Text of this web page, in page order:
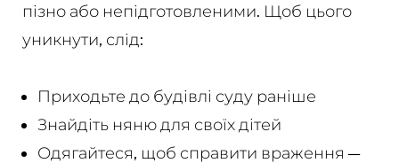
пізно або непідготовленими. Щоб цього
уникнути, слід:
Приходьте до будівлі суду раніше
Знайдіть няню для своїх дітей
Одягайтеся, щоб справити враження —